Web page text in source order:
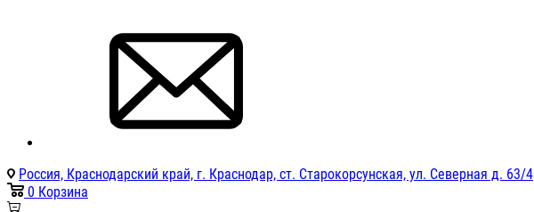
Россия, Краснодарский край, г. Краснодар, ст. Старокорсунская, ул. Северная д. 63/4
0 Корзина